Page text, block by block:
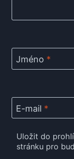
Jméno *
E-mail *
Uložit do
stránku pro